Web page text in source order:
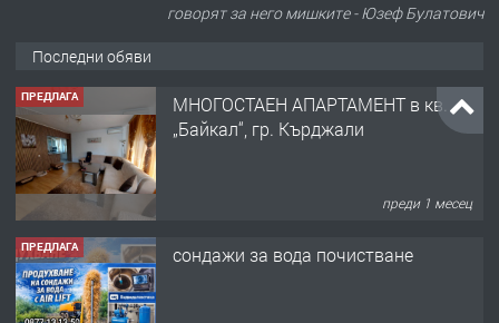
говорят за него мишките - Юзеф Булатович
Последни обяви
ПРЕДЛАГА
МНОГОСТАЕН АПАРТАМЕНТ в кв.
„Байкал“, гр. Кърджали
преди 1 месец
ПРЕДЛАГА сондажи за вода почистване